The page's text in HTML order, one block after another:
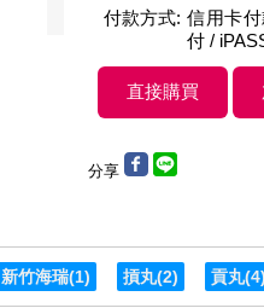
付款方式: 信用卡
付 /
分享
新竹海瑞(1) 摃丸(2) 貢丸(4)